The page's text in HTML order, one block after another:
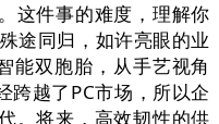
这件事的难度，理解你
途同归，如许亮眼的业
能双胞胎，从手艺视角
越了PC市场，所以企
。将来，高效韧性的供